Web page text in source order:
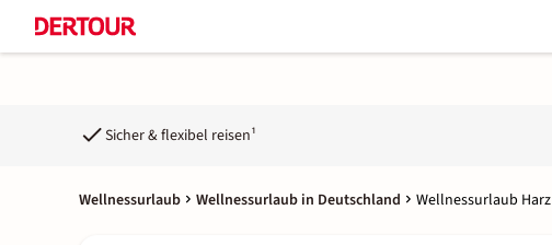
Sicher & flexibel reisen¹
Wellnessurlaub Wellnessurlaub in Deutschland Wellnessurlaub Harz